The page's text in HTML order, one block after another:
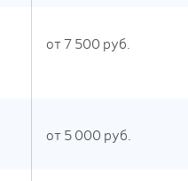
от7 500 руб.
от5 000 руб.